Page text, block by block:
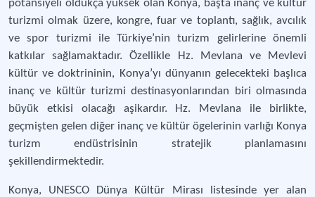
potansiyeli oldukça yüksek olan Konya, başta inanç ve kültür
turizmi olmak üzere, kongre, fuar ve toplantı, sağlık, avcılık
ve spor turizmi ile Türkiye’nin turizm gelirlerine önemli
katkılar sağlamaktadır. Özellikle Hz. Mevlana ve Mevlevi
kültür ve doktrininin, Konya’yı dünyanın gelecekteki başlıca
inanç ve kültür turizmi destinasyonlarından biri olmasında
büyük etkisi olacağı aşikardır. Hz. Mevlana ile birlikte,
geçmişten gelen diğer inanç ve kültür ögelerinin varlığı Konya
turizm endüstrisinin stratejik planlamasını
şekillendirmektedir.
Konya, UNESCO Dünya Kültür Mirası listesinde yer alan